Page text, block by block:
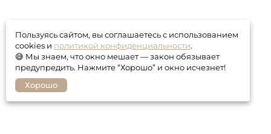
Пользуясь сайтом, вы соглашаетесь с использованием
cookies и политикой конфиденциальности.
😅 Мы знаем, что окно мешает — закон обязывает
предупредить. Нажмите “Хорошо” и окно исчезнет!
Хорошо